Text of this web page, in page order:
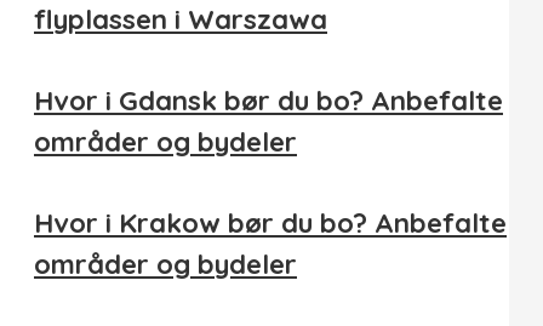
flyplassen i Warszawa
Hvor i Gdansk bør du bo? Anbefalte
områder og bydeler
Hvor i Krakow bør du bo? Anbefalte
områder og bydeler